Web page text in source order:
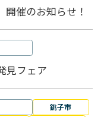
催のお知らせ！
見フェア
銚子市